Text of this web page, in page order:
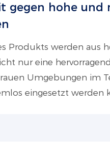
gegen hohe und
Produkts werden aus
nur eine
Umgebungen im
eingesetzt werden